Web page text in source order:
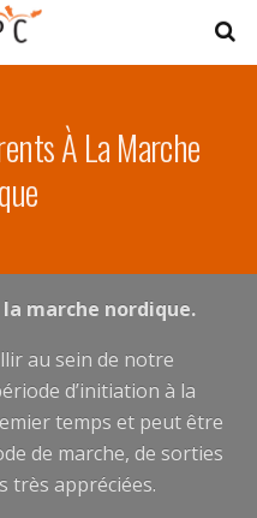
À La Marche
marche nordique.
au sein de notre
d’initiation à la
temps et peut être
de marche, de sorties
très appréciées.